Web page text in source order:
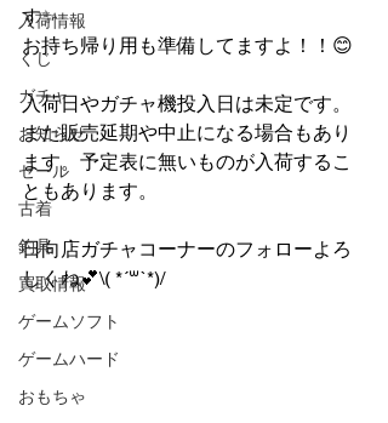
入荷情報
くじ
ガチャ
お知らせ
セール
古着
釣具
買取情報
ゲームソフト
ゲームハード
おもちゃ
す✨
お持ち帰り用も準備してますよ！！😊
入荷日やガチャ機投入日は未定です。
また販売延期や中止になる場合もあり
ます。予定表に無いものが入荷するこ
ともあります。
日向店ガチャコーナーのフォローよろ
しくね💕︎\( *´꒳`*)/